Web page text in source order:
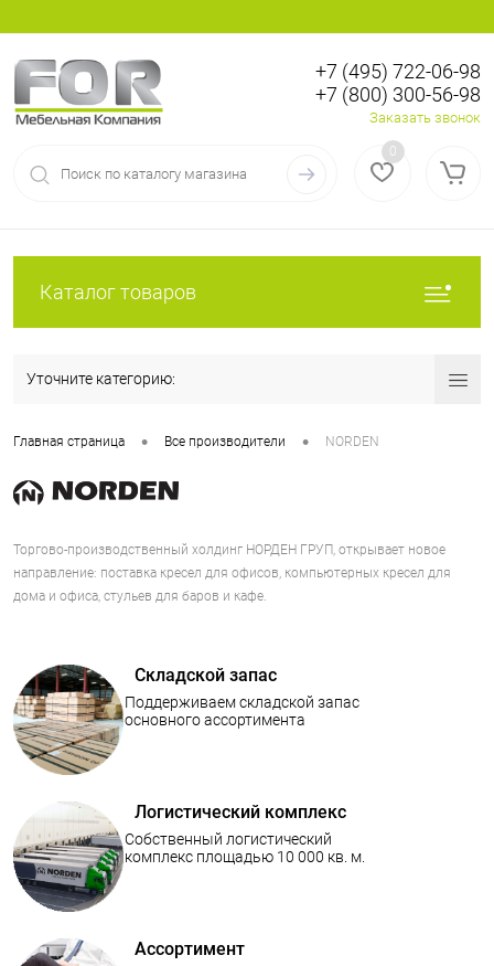
Регистрация
+7 (495) 722-06-98
+7 (800) 300-56-98
Заказать звонок
0
Каталог товаров
Уточните категорию:
Главная страница • Все производители • NORDEN
Торгово-производственный холдинг НОРДЕН ГРУП, открывает новое
направление: поставка кресел для офисов, компьютерных кресел для
дома и офиса, стульев для баров и кафе.
Складской запас
Поддерживаем складской запас
основного ассортимента
Логистический комплекс
Собственный логистический
комплекс площадью 10 000 кв. м.
Ассортимент